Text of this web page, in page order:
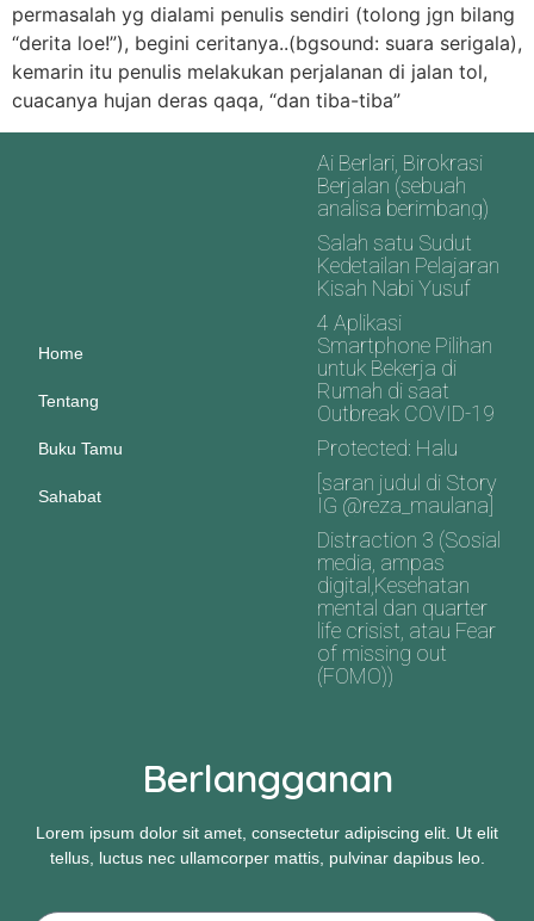
permasalah yg dialami penulis sendiri (tolong jgn bilang
“derita loe!”), begini ceritanya..(bgsound: suara serigala),
kemarin itu penulis melakukan perjalanan di jalan tol,
cuacanya hujan deras qaqa, “dan tiba-tiba”
Home
Tentang
Buku Tamu
Sahabat
Ai Berlari, Birokrasi
Berjalan (sebuah
analisa berimbang)
Salah satu Sudut
Kedetailan Pelajaran
Kisah Nabi Yusuf
4 Aplikasi
Smartphone Pilihan
untuk Bekerja di
Rumah di saat
Outbreak COVID-19
Protected: Halu
[saran judul di Story
IG @reza_maulana]
Distraction 3 (Sosial
media, ampas
digital,Kesehatan
mental dan quarter
life crisist, atau Fear
of missing out
(FOMO))
Berlangganan
Lorem ipsum dolor sit amet, consectetur adipiscing elit. Ut elit
tellus, luctus nec ullamcorper mattis, pulvinar dapibus leo.